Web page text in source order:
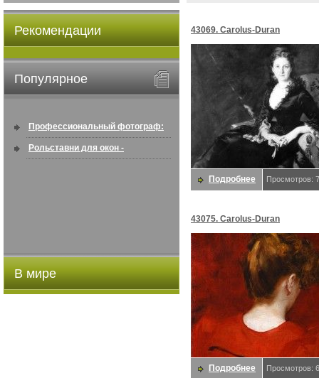
Рекомендации
Популярное
Профессиональный фотограф:
искусство создавать снимки, ...
Рольставни для окон -
В мире
43069. Carolus-Duran
Подробнее Просмотров:
43075. Carolus-Duran
Подробнее Просмотров: